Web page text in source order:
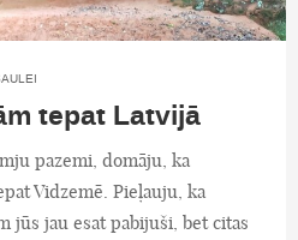
tepat Latvijā
pazemi, domāju, ka
Vidzemē. Pieļauju, ka
jūs jau esat pabijuši, bet citas